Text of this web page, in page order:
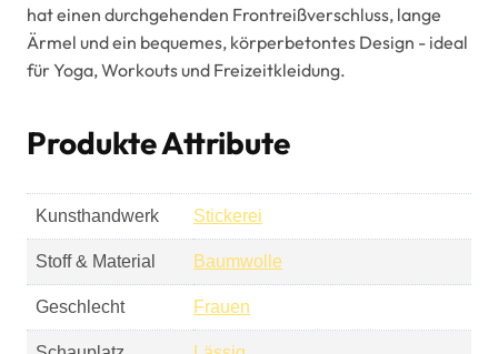
hat einen durchgehenden Frontreißverschluss, lange
Ärmel und ein bequemes, körperbetontes Design - ideal
für Yoga, Workouts und Freizeitkleidung.
Produkte Attribute
Kunsthandwerk Stickerei
Stoff & Material Baumwolle
Geschlecht Frauen